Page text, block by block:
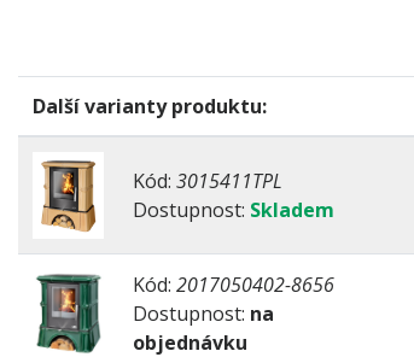
Další varianty produktu:
Kód: 3015411TPL
Dostupnost: Skladem
Kód: 2017050402-8656
Dostupnost: na
objednávku